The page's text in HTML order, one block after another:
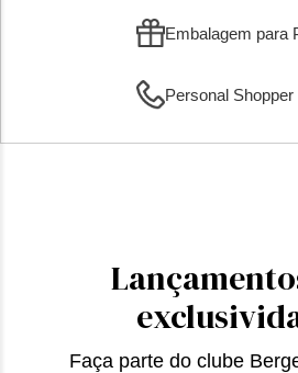
Embalagem para
Personal Shopper
Faça parte do clube